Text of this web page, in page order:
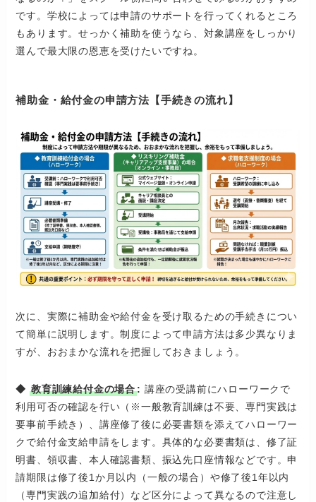
です。学校によっては申請のサポートを行ってくれるところ
もあります。せっかく補助を使うなら、対象講座をしっかり
選んで最大限の恩恵を受けたいですね。
補助金・給付金の申請方法【手続きの流れ】
次に、実際に補助金や給付金を受け取るための手続きについ
て簡単に説明します。制度によって申請方法は多少異なりま
すが、おおまかな流れを把握しておきましょう。
◆教育訓練給付金の場合: 講座の受講前にハローワークで
利用可否の確認を行い（※一般教育訓練は不要、専門実践は
要事前手続き）、講座修了後に必要書類を添えてハローワー
クで給付金支給申請をします。具体的な必要書類は、修了証
明書、領収書、本人確認書類、振込先口座情報などです。申
請期限は修了後1か月以内（一般の場合）や修了後1年以内
（専門実践の追加給付）など区分によって異なるので注意し